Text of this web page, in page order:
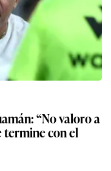
“No valoro a
termine con el